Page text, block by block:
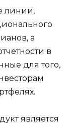
линии,
а
в
для того,
является